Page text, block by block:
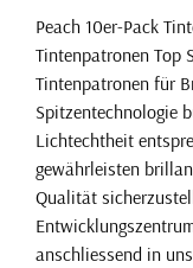
Peach 10er-Pack
Tintenpatronen Top
Tintenpatronen für
Spitzentechnologie
Lichtechtheit
gewährleisten
Qualität
anschliessend in